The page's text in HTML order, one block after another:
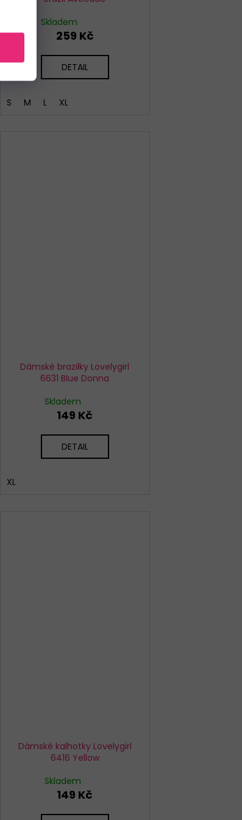
Skladem
259 Kč
DETAIL
S M L XL
Dámské brazilky Lovelygirl
6631 Blue Donna
Skladem
149 Kč
DETAIL
XL
Dámské kalhotky Lovelygirl
6416 Yellow
Skladem
149 Kč